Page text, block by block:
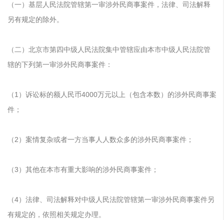
（一）基层人民法院管辖第一审涉外民商事案件，法律、司法解释
另有规定的除外。
（二）北京市第四中级人民法院集中管辖应由本市中级人民法院管
辖的下列第一审涉外民商事案件：
（1）诉讼标的额人民币4000万元以上（包含本数）的涉外民商事案
件；
（2）案情复杂或者一方当事人人数众多的涉外民商事案件；
（3）其他在本市有重大影响的涉外民商事案件；
（4）法律、司法解释对中级人民法院管辖第一审涉外民商事案件另
有规定的，依照相关规定办理。